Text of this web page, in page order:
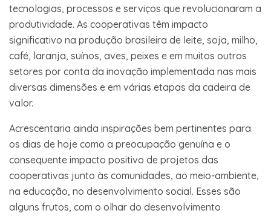
tecnologias, processos e serviços que revolucionaram a
produtividade. As cooperativas têm impacto
significativo na produção brasileira de leite, soja, milho,
café, laranja, suínos, aves, peixes e em muitos outros
setores por conta da inovação implementada nas mais
diversas dimensões e em várias etapas da cadeira de
valor.
Acrescentaria ainda inspirações bem pertinentes para
os dias de hoje como a preocupação genuína e o
consequente impacto positivo de projetos das
cooperativas junto às comunidades, ao meio-ambiente,
na educação, no desenvolvimento social. Esses são
alguns frutos, com o olhar do desenvolvimento